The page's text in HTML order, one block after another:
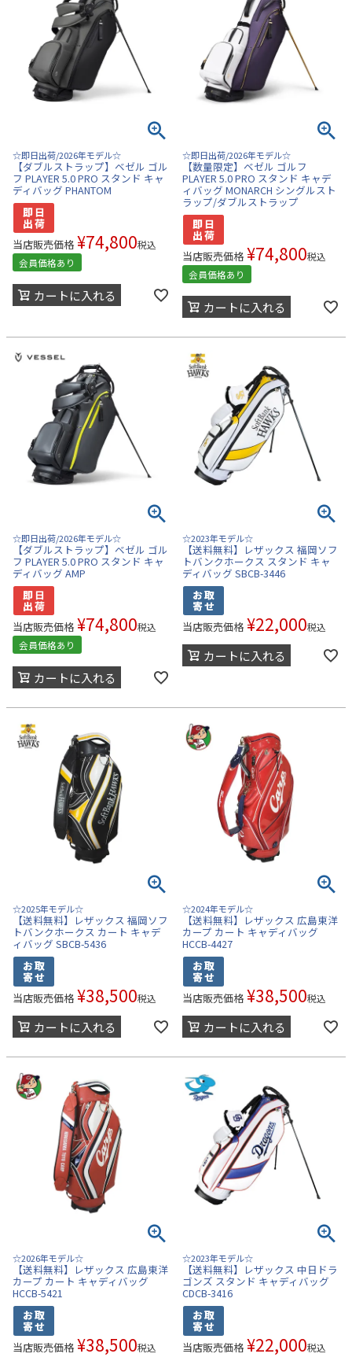
☆即日出荷/2026年モデル☆
【ダブルストラップ】ベゼル ゴル
フ PLAYER 5.0 PRO スタンド キャ
ディバッグ PHANTOM
当店販売価格 ¥74,800税込
会員価格あり
カートに入れる
☆即日出荷/2026年モデル☆
【数量限定】ベゼル ゴルフ
PLAYER 5.0 PRO スタンド キャデ
ィバッグ MONARCH シングルスト
ラップ/ダブルストラップ
当店販売価格 ¥74,800税込
会員価格あり
カートに入れる
☆即日出荷/2026年モデル☆
【ダブルストラップ】ベゼル ゴル
フ PLAYER 5.0 PRO スタンド キャ
ディバッグ AMP
当店販売価格 ¥74,800税込
会員価格あり
カートに入れる
☆2023年モデル☆
【送料無料】レザックス 福岡ソフ
トバンクホークス スタンド キャ
ディバッグ SBCB-3446
当店販売価格 ¥22,000税込
カートに入れる
☆2025年モデル☆
【送料無料】レザックス 福岡ソフ
トバンクホークス カート キャデ
ィバッグ SBCB-5436
当店販売価格 ¥38,500税込
カートに入れる
☆2024年モデル☆
【送料無料】レザックス 広島東洋
カープ カート キャディバッグ
HCCB-4427
当店販売価格 ¥38,500税込
カートに入れる
☆2026年モデル☆
【送料無料】レザックス 広島東洋
カープ カート キャディバッグ
HCCB-5421
当店販売価格 ¥38,500税込
☆2023年モデル☆
【送料無料】レザックス 中日ドラ
ゴンズ スタンド キャディバッグ
CDCB-3416
当店販売価格 ¥22,000税込